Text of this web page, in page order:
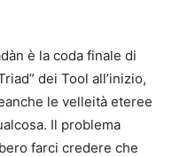
è la coda finale di
dei Tool all’inizio,
le velleità eteree
Il problema
farci credere che